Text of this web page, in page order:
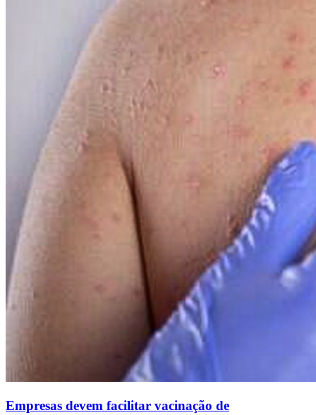
Empresas devem facilitar vacinação de